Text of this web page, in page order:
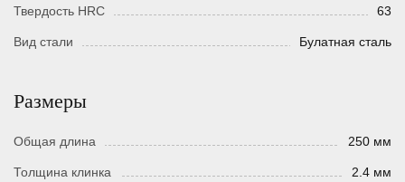
Твердость HRC 63
Вид стали Булатная сталь
Размеры
Общая длина 250 мм
Толщина клинка 2.4 мм